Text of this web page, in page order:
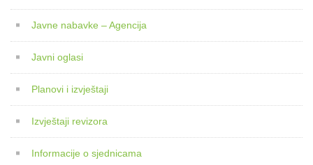
Javne nabavke – Agencija
Javni oglasi
Planovi i izvještaji
Izvještaji revizora
Informacije o sjednicama